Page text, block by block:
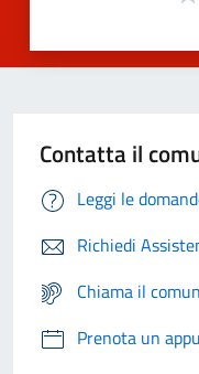
Contatta il
Leggi le
Richiedi
Chiama il
Prenota un